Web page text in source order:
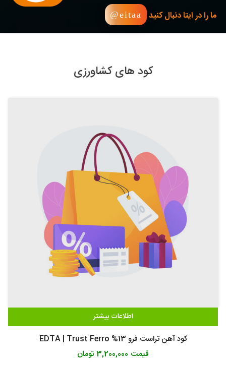
ما را در ایتا دنبال کنید eitaa@
کود های کشاورزی
اطلاعات بیشتر
کود آهن تراست فرو 13% EDTA | Trust Ferro
قیمت 3,200,000 تومان